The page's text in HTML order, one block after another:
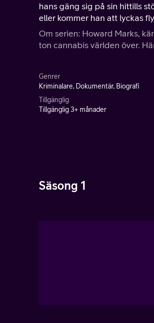
hans gäng sig på sin hittills
eller kommer han att lyckas
Om serien: Howard Marks,
ton cannabis världen över.
Genrer
Kriminalare, Dokumentär, Biografi
Tillgänglig
Tillgänglig 3+ månader
Säsong 1